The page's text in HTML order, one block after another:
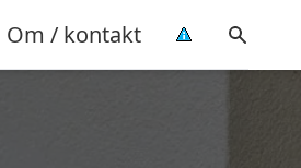
Om / kontakt